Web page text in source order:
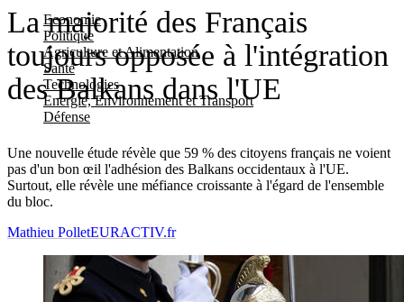
Economie
Politique
Agriculture et Alimentation
Santé
Technologies
Energie, Environnement et Transport
Défense
La majorité des Français
toujours opposée à l'intégration
des Balkans dans l'UE
Une nouvelle étude révèle que 59 % des citoyens français ne voient
pas d'un bon œil l'adhésion des Balkans occidentaux à l'UE.
Surtout, elle révèle une méfiance croissante à l'égard de l'ensemble
du bloc.
Mathieu PolletEURACTIV.fr